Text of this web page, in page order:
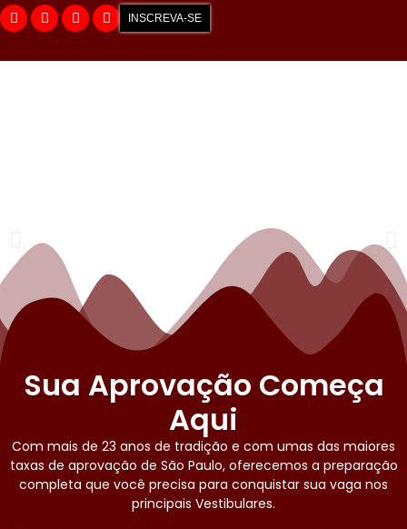
INSCREVA-SE
Sua Aprovação Começa
Aqui
Com mais de 23 anos de tradição e com umas das maiores
taxas de aprovação de São Paulo, oferecemos a preparação
completa que você precisa para conquistar sua vaga nos
principais Vestibulares.